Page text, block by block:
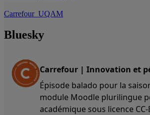
Carrefour_UQAM
Bluesky